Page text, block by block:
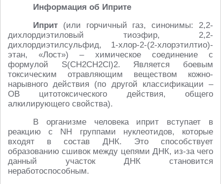
Информация об Иприте
Иприт (или горчичный газ, синонимы: 2,2-
дихлордиэтиловый тиоэфир, 2,2-
дихлордиэтилсульфид, 1-хлор-2-(2-хлорэтилтио)-
этан, «Лост») – химическое соединение с
формулой S(CH2CH2Cl)2. Является боевым
токсическим отравляющим веществом кожно-
нарывного действия (по другой классификации –
ОВ цитотоксического действия, общего
алкилирующего свойства).
В организме человека иприт вступает в
реакцию с NH группами нуклеотидов, которые
входят в состав ДНК. Это способствует
образованию сшивок между цепями ДНК, из-за чего
данный участок ДНК становится
неработоспособным.